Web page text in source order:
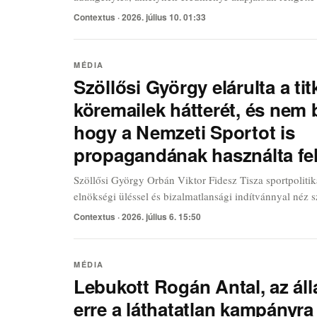
vetett bizalmat. A kormányváltás utáni kutakodás
Contextus ·2026. július 10. 01:33
MÉDIA
Szöllősi György elárulta a
köremailek hátterét, és nem
hogy a Nemzeti Sportot is
propagandának használta fel
Szöllősi György Orbán Viktor Fidesz Tisza
elnökségi üléssel és bizalmatlansági indítvánnyal néz
szövetségében. A szervezetben indított kezdeményezés
Contextus ·2026. július 6. 15:50
MÉDIA
Lebukott Rogán Antal, az
erre a láthatatlan